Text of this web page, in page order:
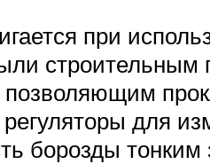
при
строительным
для
борозды